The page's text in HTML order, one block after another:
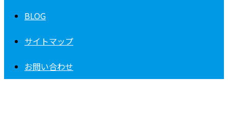
BLOG
サイトマップ
お問い合わせ